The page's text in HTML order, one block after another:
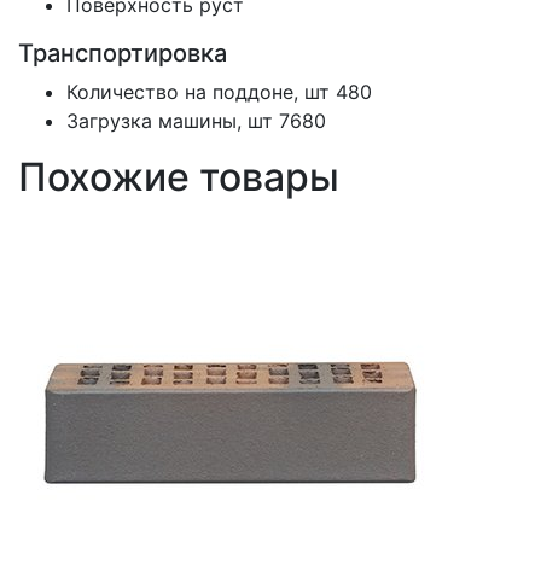
Транспортировка
Количество на поддоне, шт 480
Загрузка машины, шт 7680
Похожие товары